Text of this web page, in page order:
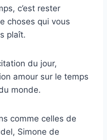
c’est rester
choses qui vous
plaît.
du jour,
amour sur le temps
monde.
comme celles de
Simone de